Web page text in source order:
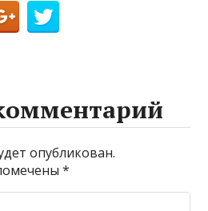
опубликован.
*